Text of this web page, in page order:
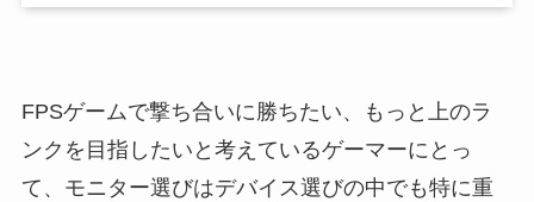
FPSゲームで撃ち合いに勝ちたい、もっと上のラ
ンクを目指したいと考えているゲーマーにとっ
て、モニター選びはデバイス選びの中でも特に重